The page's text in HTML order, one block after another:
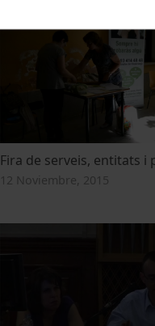
Fira de serveis, entitats i
12 Noviembre, 2015